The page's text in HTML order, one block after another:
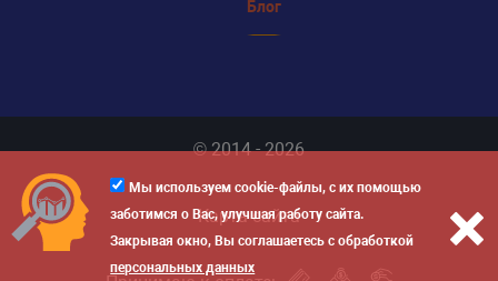
Мы используем cookie-файлы, с их помощью
заботимся о Вас, улучшая работу сайта.
Закрывая окно, Вы соглашаетесь с обработкой
персональных данных
Блог
© 2014 - 2026
Карта сайта